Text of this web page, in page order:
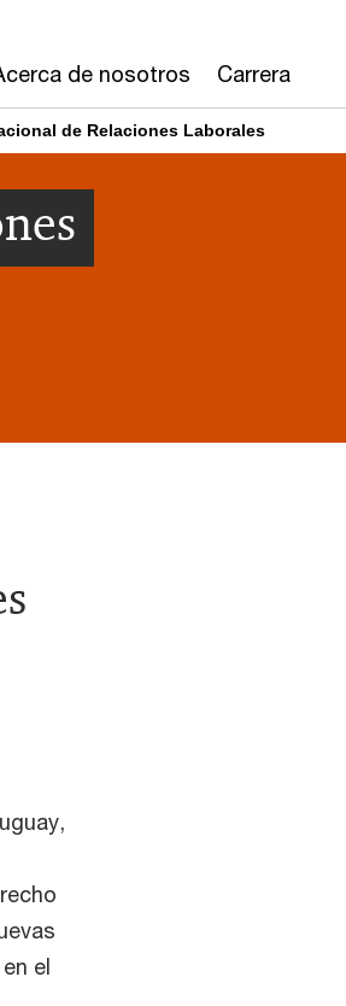
de nosotros Carrera
de Relaciones Laborales
el